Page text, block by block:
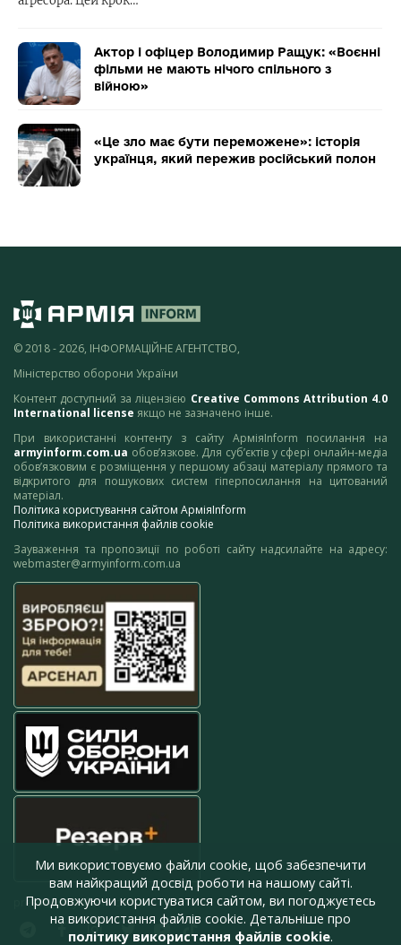
Актор і офіцер Володимир Ращук: «Воєнні
фільми не мають нічого спільного з
війною»
«Це зло має бути переможене»: історія
українця, який пережив російський полон
© 2018 - 2026, ІНФОРМАЦІЙНЕ АГЕНТСТВО,
Міністерство оборони України
Контент доступний за ліцензією Creative Commons Attribution 4.0
International license якщо не зазначено інше.
При використанні контенту з сайту АрміяInform посилання на
armyinform.com.ua обов’язкове. Для суб’єктів у сфері онлайн-медіа
обов’язковим є розміщення у першому абзаці матеріалу прямого та
відкритого для пошукових систем гіперпосилання на цитований
матеріал.
Політика користування сайтом АрміяInform
Політика використання файлів cookie
Зауваження та пропозиції по роботі сайту надсилайте на адресу:
webmaster@armyinform.com.ua
press@armyinform.com.ua
Ми використовуємо файли cookie, щоб забезпечити
вам найкращий досвід роботи на нашому сайті.
Продовжуючи користуватися сайтом, ви погоджуєтесь
на використання файлів cookie. Детальніше про
політику використання файлів cookie.